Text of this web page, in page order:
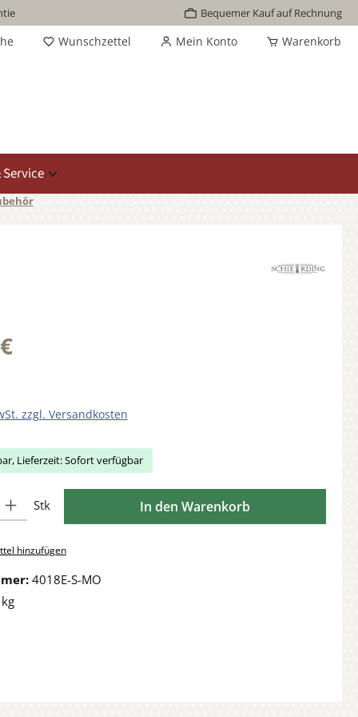
Bequemer Kauf auf Rechnung
Wunschzettel Mein Konto Warenkorb
zzgl. Versandkosten
Lieferzeit: Sofort verfügbar
Stk In den Warenkorb
hinzufügen
4018E-S-MO